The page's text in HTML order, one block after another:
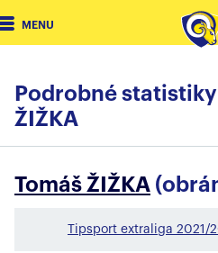
MENU
Podrobné
ŽIŽKA
Tomáš ŽIŽKA
Tipsport extraliga 2021/